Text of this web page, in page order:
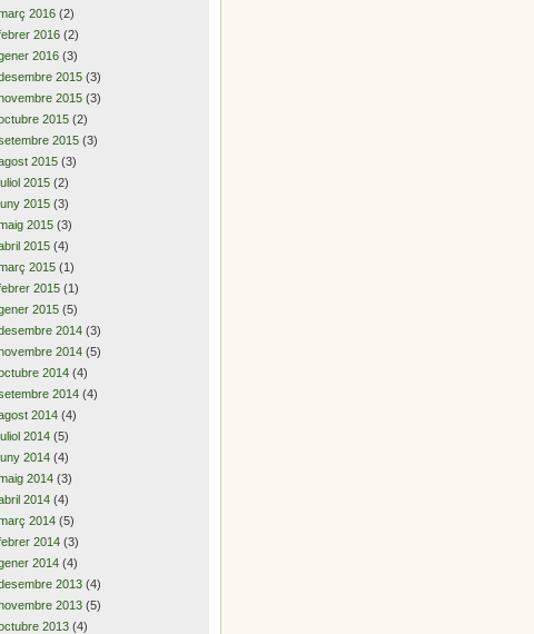
2016 (2)
2016 (2)
2016 (3)
2015 (3)
2015 (3)
2015 (2)
2015 (3)
2015 (3)
2015 (2)
2015 (3)
2015 (3)
2015 (4)
2015 (1)
2015 (1)
2015 (5)
2014 (3)
2014 (5)
2014 (4)
2014 (4)
2014 (4)
2014 (5)
2014 (4)
2014 (3)
2014 (4)
2014 (5)
2014 (3)
2014 (4)
2013 (4)
2013 (5)
2013 (4)